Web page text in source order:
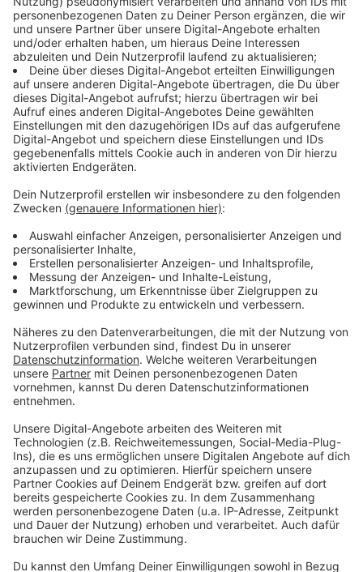
schützen ist: Das Portemonnaie bzw. das Geld nicht zu
offensichtlich tragen. Gerade aus Gesäßtaschen kann
der Geldbeutel schnell verschwinden. Auf belebten
Einkaufsstraßen fällt das dann mitunter gar nicht auf.
Abhilfe schaffen zum Beispiel Geldgürtel: Das sind im
Prinzip gewöhnliche Gürtel, die aber auf der Innenseite
ein Fach samt Reißverschluss eingearbeitet haben.
Dort lassen sich unkompliziert gefaltete Geldscheine
verstecken.
Anzeige
Strandbesuch ohne Diebstähle
Anzeige
Die Katastrophe Auch größere Wertsachen sicher
verstauenin jedem Urlaub: Ihr seid im Meer, kühlt euch
ab und lasst einige Momente euer Handtuch und auch
die Wertsachen am Strand außer Acht. Für Diebe eine
willkommene Situation: Schnell sind Handy,
Portemonnaie oder sogar der Schlüssel vom
Mietwagen gestohlen. Die Urlaubsfreude ist damit
nachhaltig verdorben.
Sofern der Strand also keine Schließfächer für
Wertsachen bietet, gibt es also nur eine Möglichkeit
sich effektiv vor Langfingern zu schützen: Handy,
Geldbeutel und Co mit ins Wasser nehmen. Das geht